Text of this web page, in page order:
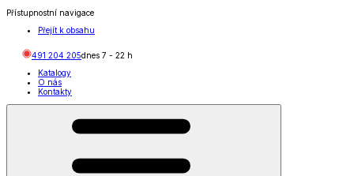
Přístupnostní navigace
Přejít k obsahu
491 204 205dnes 7 - 22 h
Katalogy
O nás
Kontakty